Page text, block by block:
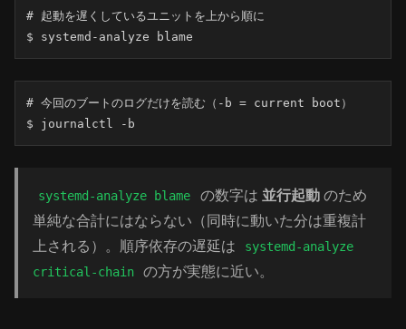
# 起動を遅くしているユニットを上から順に
$ systemd-analyze blame
# 今回のブートのログだけを読む（-b = current boot）
$ journalctl -b
systemd-analyze blame の数字は 並行起動のため
単純な合計にはならない（同時に動いた分は重複計
上される）。順序依存の遅延は
systemd-analyze
critical-chain
の方が実態に近い。